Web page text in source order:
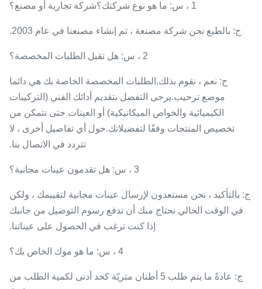
1 ، س: ما هو نوع شركتك؟شركة تجارية أو مصنع؟
ج: بالطبع نحن شركة مصنعة ، تم إنشاء مصنعنا في عام 2003.
2 ، س: هل تقبل الطلبات المخصصة؟
ج: نعم ، نقوم بذلك.الطلبات المخصصة الخاصة بك هي دائما
موضع ترحيب.يرجى التفضل بتقديم أدائك الفني (التركيبات
الكيميائية والخواص الميكانيكية) أو العينات حتى نتمكن من
تخصيص المنتجات وفقًا لتفضيلاتك.حول أي تفاصيل أخرى ، لا
تتردد في الاتصال بنا.
3 ، س: هل تقدمون عينات مجانية؟
ج: بالتأكيد ، نحن مستعدون لإرسال عينات مجانية لتقييمك ، ولكن
في الوقت الحالي نحتاج منك أن تدفع رسوم التوصيل من جانبك
إذا كنت ترغب في الحصول على عيناتنا.
4 ، س: ما هو موك الخاص بك؟
ج: عادةً ما يتم طلب 5 أطنان متريّة كحد أدنى لكمية الطلب من